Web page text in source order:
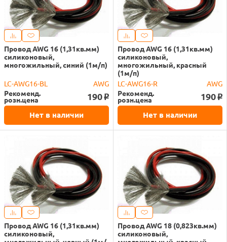
Провод AWG 16 (1,31кв.мм)
силиконовый,
многожильный, синий (1м/п)
LC-AWG16-BL
AWG
Рекоменд.
розн.цена 190 o
Нет в наличии
Провод AWG 16 (1,31кв.мм)
силиконовый,
многожильный, красный
(1м/п)
LC-AWG16-R
AWG
Рекоменд.
розн.цена 190 o
Нет в наличии
Провод AWG 16 (1,31кв.мм)
силиконовый,
Провод AWG 18 (0,823кв.мм)
силиконовый,